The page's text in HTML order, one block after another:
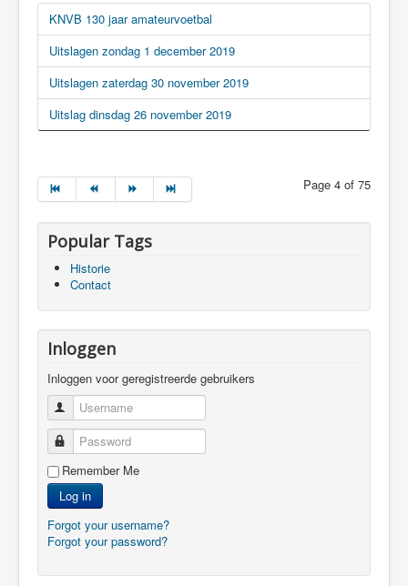
KNVB 130 jaar amateurvoetbal
Uitslagen zondag 1 december 2019
Uitslagen zaterdag 30 november 2019
Uitslag dinsdag 26 november 2019
Page 4 of 75
Popular Tags
Historie
Contact
Inloggen
Inloggen voor geregistreerde gebruikers
Username
Password
Remember Me
Log in
Forgot your username?
Forgot your password?